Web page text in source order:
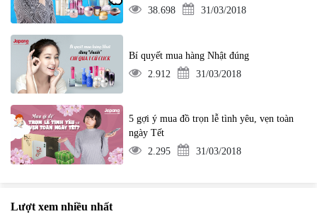
38.698
31/03/2018
Bí quyết mua hàng Nhật đúng
2.912
31/03/2018
5 gợi ý mua đồ trọn lễ tình yêu, vẹn toàn
ngày Tết
2.295
31/03/2018
Lượt xem nhiều nhất